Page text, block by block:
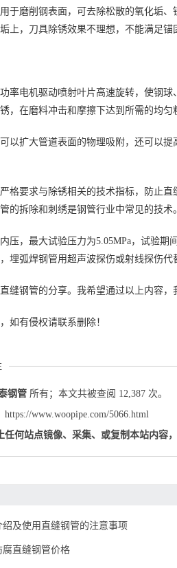
于磨削钢表面，可去除松散的氧化垢
上，刀具除锈效果不理想，不能满足锚
率电机驱动喷射叶片高速旋转，使钢
，在磨料冲击和摩擦下达到所需的均匀
以扩大管道表面的物理吸附，还可以
格要求与除锈相关的技术指标，防止
的拆除和刺绣是钢管行业中常见的技术。
压，最大试验压力为5.05MPa，试验
埋弧焊钢管用超声波探伤或射线探伤代
缝钢管的分享。我希望通过以上内容，
如有侵权请联系删除！
钢管 所有；本文共被查阅 12,387 次。
www.woopipe.com/5066.html
任何站点镜像、采集、或复制本站内容
绍及使用直缝钢管的注意事项
腐直缝钢管价格